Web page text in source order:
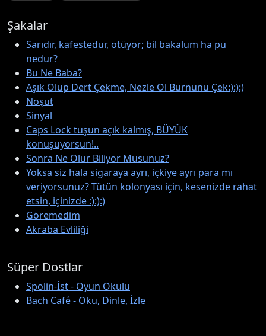
Şakalar
Sarıdır, kafestedur, ötüyor; bil bakalum ha pu
nedur?
Bu Ne Baba?
Aşık Olup Dert Çekme, Nezle Ol Burnunu Çek:):):)
Noşut
Sinyal
Caps Lock tuşun açık kalmış, BÜYÜK
konuşuyorsun!..
Sonra Ne Olur Biliyor Musunuz?
Yoksa siz hala sigaraya ayrı, içkiye ayrı para mı
veriyorsunuz? Tütün kolonyası için, kesenizde rahat
etsin, içinizde :):):)
Göremedim
Akraba Evliliği
Süper Dostlar
Spolin-İst - Oyun Okulu
Bach Café - Oku, Dinle, İzle